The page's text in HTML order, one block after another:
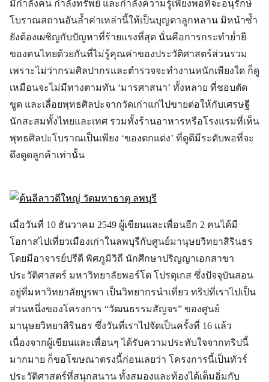
มีกำลังคน กำลังทรัพย์ และกำลังความรู้เพียงพอที่จะอนุรักษ์
โบราณสถานอันล้ำค่าเหล่านี้ให้เป็นบุญตาลูกหลาน มิหนำซ้ำ
ยังต้องเผชิญกับปัญหาที่ร้ายแรงที่สุด นั่นคือการกระทำย่ำยี
ของคนไทยด้วยกันที่ไม่รู้คุณค่าของประวัติศาสตร์ส่วนรวม
เพราะไม่ว่ากรมศิลปากรและตำรวจจะทำงานหนักเพียงใด ก็ดู
เหมือนจะไม่มีทางตามทัน ‘มารศาสนา’ ทั้งหลาย ที่ชอบตัด
ขูด และเลื่อยพุทธศิลปะจากวัดเก่าแก่ไปขายต่อให้กับเศรษฐี
นักสะสมทั้งไทยและเทศ รวมทั้งร้านอาหารหรือโรงแรมที่เห็น
พุทธศิลปะโบราณเป็นเพียง ‘ของตกแต่ง’ ที่ดูดีมีระดับพอที่จะ
ดึงดูดลูกค้าเท่านั้น
เมื่อวันที่ 10 ธันวาคม 2549 ผู้เขียนและเพื่อนอีก 2 คนได้มี
โอกาสไปเที่ยวเมืองเก่าในลพบุรีกับศูนย์มานุษยวิทยาสิรินธร
โดยมีอาจารย์ปรีดี พิศภูมิวิถี นักศึกษาปริญญาเอกสาขา
ประวัติศาสตร์ มหาวิทยาลัยพอร์โต โปรตุเกส ซึ่งปัจจุบันสอน
อยู่ที่มหาวิทยาลัยบูรพา เป็นวิทยากรนำเที่ยว ทริปที่เราไปเป็น
ส่วนหนึ่งของโครงการ “วัฒนธรรมสัญจร” ของศูนย์
มานุษยวิทยาสิรินธร ซึ่งวันที่เราไปจัดเป็นครั้งที่ 16 แล้ว
เนื่องจากผู้เขียนและเพื่อนๆ ได้รับความประทับใจจากทริปนี้
มากมาย ก็ขอโฆษณาตรงนี้ก่อนเลยว่า โครงการนี้เป็นทัวร์
ประวัติศาสตร์ที่สนุกสนาน ทั้งสมองและท้องได้เต็มอิ่มกับ